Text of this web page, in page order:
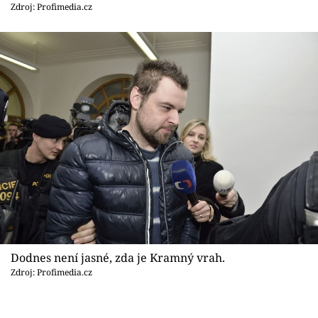
Videa
Sledujte prima+
Přihlášení
Sledujte nás
Zdroj: Profimedia.cz
Dodnes není jasné, zda je Kramný vrah.
Zdroj: Profimedia.cz